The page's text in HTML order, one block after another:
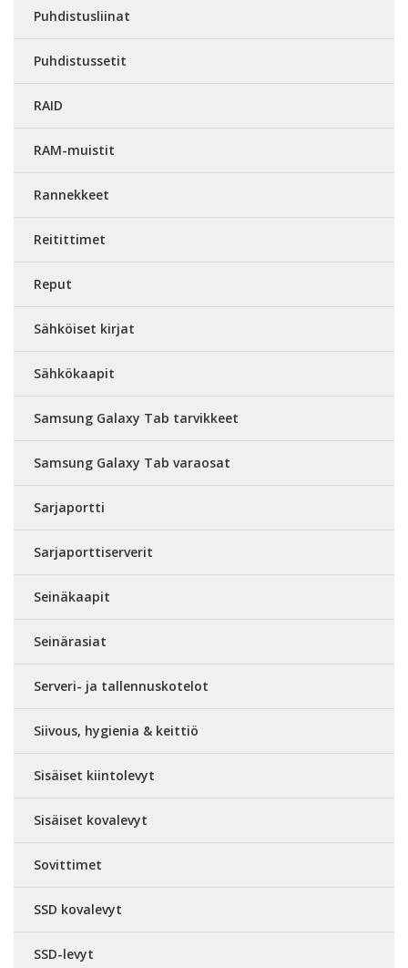
Puhdistusliinat
Puhdistussetit
RAID
RAM-muistit
Rannekkeet
Reitittimet
Reput
Sähköiset kirjat
Sähkökaapit
Samsung Galaxy Tab tarvikkeet
Samsung Galaxy Tab varaosat
Sarjaportti
Sarjaporttiserverit
Seinäkaapit
Seinärasiat
Serveri- ja tallennuskotelot
Siivous, hygienia & keittiö
Sisäiset kiintolevyt
Sisäiset kovalevyt
Sovittimet
SSD kovalevyt
SSD-levyt